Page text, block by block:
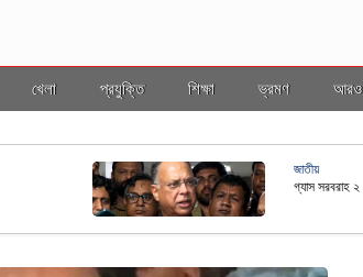
খেলা প্রযুক্তি শিক্ষা ভ্রমণ আরও
জাতীয়
রাষ্ট্রপতি